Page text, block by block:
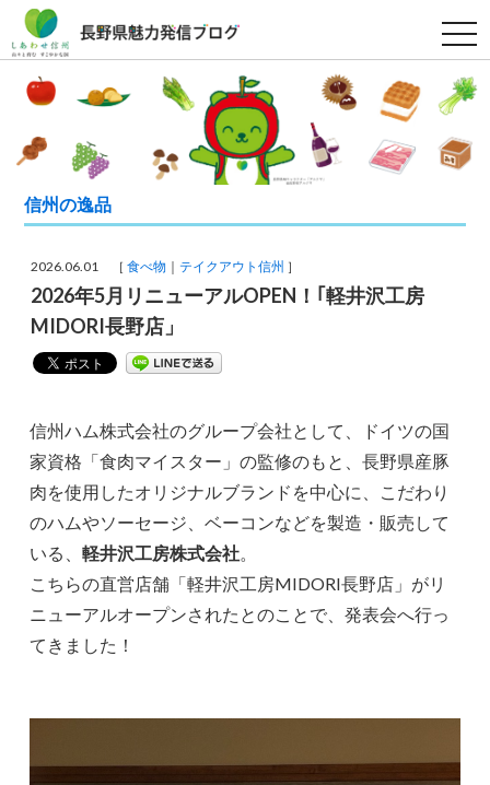
t
o
g
g
l
a
v
t
信州の逸品
2026.06.01 ［食べ物 テイクアウト信州 ］
2026年5月リニューアルOPEN！｢軽井沢工房
MIDORI長野店」
信州ハム株式会社のグループ会社として、ドイツの国
家資格「食肉マイスター」の監修のもと、長野県産豚
肉を使用したオリジナルブランドを中心に、こだわり
のハムやソーセージ、ベーコンなどを製造・販売して
いる、軽井沢工房株式会社
こちらの直営店舗「軽井沢工房MIDORI長野店」がリ
ニューアルオープンされたとのことで、発表会へ行っ
てきました！